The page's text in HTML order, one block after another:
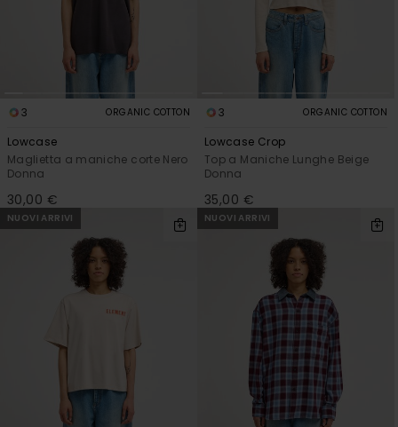
3 ORGANIC COTTON
Lowcase
Maglietta a maniche corte Nero
Donna
30,00 €
3 ORGANIC COTTON
Lowcase Crop
Top a Maniche Lunghe Beige
Donna
35,00 €
NUOVI ARRIVI NUOVI ARRIVI